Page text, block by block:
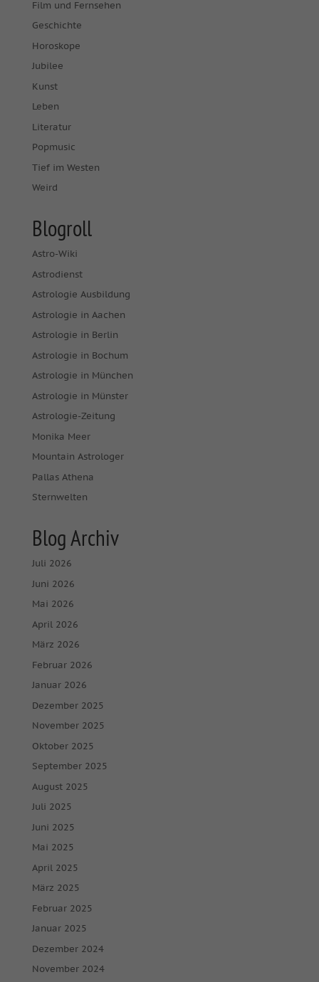
Film und Fernsehen
Geschichte
Horoskope
Jubilee
Kunst
Leben
Literatur
Popmusic
Tief im Westen
Weird
Blogroll
Astro-Wiki
Astrodienst
Astrologie Ausbildung
Astrologie in Aachen
Astrologie in Berlin
Astrologie in Bochum
Astrologie in München
Astrologie in Münster
Astrologie-Zeitung
Monika Meer
Mountain Astrologer
Pallas Athena
Sternwelten
Blog Archiv
Juli 2026
Juni 2026
Mai 2026
April 2026
März 2026
Februar 2026
Januar 2026
Dezember 2025
November 2025
Oktober 2025
September 2025
August 2025
Juli 2025
Juni 2025
Mai 2025
April 2025
März 2025
Februar 2025
Januar 2025
Dezember 2024
November 2024